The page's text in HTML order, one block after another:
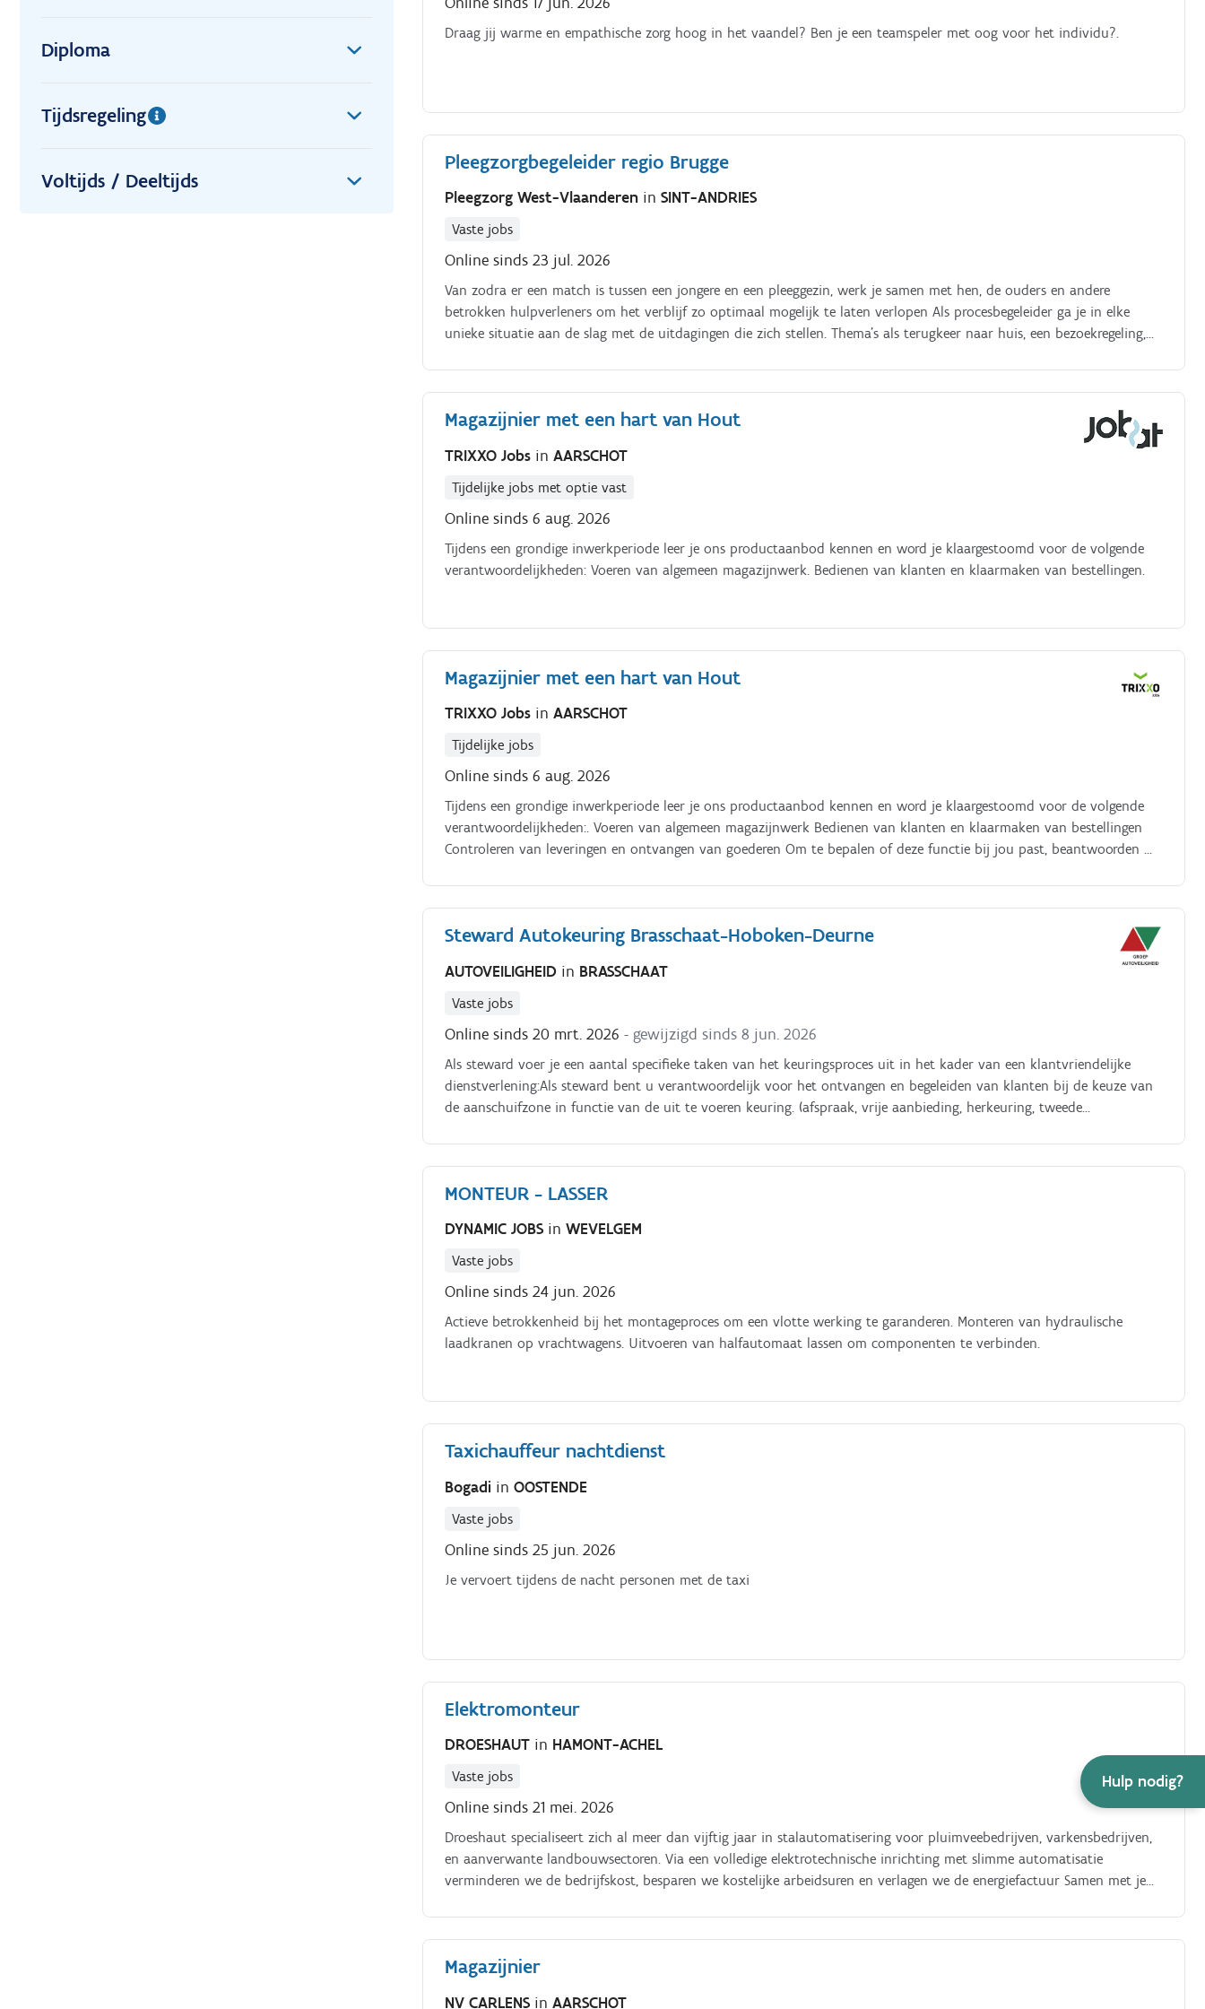
Hulp nodig?
Diploma
Tijdsregeling
Voltijds / Deeltijds
Draag jij warme en empathische zorg hoog in het vaandel? Ben je een teamspeler met oog voor het individu?.
Pleegzorgbegeleider regio Brugge
Pleegzorg West-Vlaanderen inSINT-ANDRIES
Vaste jobs
Online sinds 23 jul. 2026
Van zodra er een match is tussen een jongere en een pleeggezin, werk je samen met hen, de ouders en andere
betrokken hulpverleners om het verblijf zo optimaal mogelijk te laten verlopen Als procesbegeleider ga je in elke
unieke situatie aan de slag met de uitdagingen die zich stellen. Thema’s als terugkeer naar huis, een bezoekregeling,
pleegzorgverblijf regelmatig op.
Magazijnier met een hart van Hout
TRIXXO Jobs inAARSCHOT
Tijdelijke jobs met optie vast
Online sinds 6 aug. 2026
Tijdens een grondige inwerkperiode leer je ons productaanbod kennen en word je klaargestoomd voor de volgende
verantwoordelijkheden: Voeren van algemeen magazijnwerk. Bedienen van klanten en klaarmaken van bestellingen.
Magazijnier met een hart van Hout
TRIXXO Jobs inAARSCHOT
Tijdelijke jobs
Online sinds 6 aug. 2026
Tijdens een grondige inwerkperiode leer je ons productaanbod kennen en word je klaargestoomd voor de volgende
verantwoordelijkheden:. Voeren van algemeen magazijnwerk Bedienen van klanten en klaarmaken van bestellingen
Controleren van leveringen en ontvangen van goederen Om te bepalen of deze functie bij jou past, beantwoorden we
Steward Autokeuring Brasschaat-Hoboken-Deurne
AUTOVEILIGHEID in BRASSCHAAT
Vaste jobs
Online sinds 20 mrt. 2026 - gewijzigd sinds 8 jun. 2026
Als steward voer je een aantal specifieke taken van het keuringsproces uit in het kader van een klantvriendelijke
dienstverlening:Als steward bent u verantwoordelijk voor het ontvangen en begeleiden van klanten bij de keuze van
de aanschuifzone in functie van de uit te voeren keuring. (afspraak, vrije aanbieding, herkeuring, tweede
MONTEUR - LASSER
DYNAMIC JOBS inWEVELGEM
Vaste jobs
Online sinds 24 jun. 2026
Actieve betrokkenheid bij het montageproces om een vlotte werking te garanderen. Monteren van hydraulische
laadkranen op vrachtwagens. Uitvoeren van halfautomaat lassen om componenten te verbinden.
Taxichauffeur nachtdienst
Bogadi inOOSTENDE
Vaste jobs
Online sinds 25 jun. 2026
Je vervoert tijdens de nacht personen met de taxi
Elektromonteur
DROESHAUT in HAMONT-ACHEL
Vaste jobs
Online sinds 21 mei. 2026
Droeshaut specialiseert zich al meer dan vijftig jaar in stalautomatisering voor pluimveebedrijven, varkensbedrijven,
en aanverwante landbouwsectoren. Via een volledige elektrotechnische inrichting met slimme automatisatie
verminderen we de bedrijfskost, besparen we kostelijke arbeidsuren en verlagen we de energiefactuur Samen met je
team van manusjes van alles:.
Magazijnier
NV CARLENS inAARSCHOT